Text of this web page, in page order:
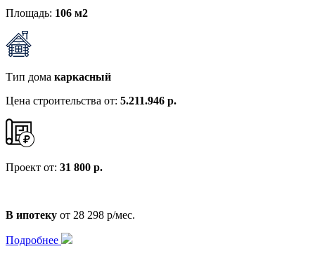
Площадь: 106 м2
Тип дома каркасный
Цена строительства от: 5.211.946 р.
Проект от: 31 800 р.
В ипотеку от 28 298 р/мес.
Подробнее